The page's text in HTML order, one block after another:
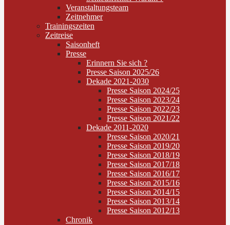
Veranstaltungsteam
Zeitnehmer
Trainingszeiten
Zeitreise
Saisonheft
Presse
Erinnern Sie sich ?
Presse Saison 2025/26
Dekade 2021-2030
Presse Saison 2024/25
Presse Saison 2023/24
Presse Saison 2022/23
Presse Saison 2021/22
Dekade 2011-2020
Presse Saison 2020/21
Presse Saison 2019/20
Presse Saison 2018/19
Presse Saison 2017/18
Presse Saison 2016/17
Presse Saison 2015/16
Presse Saison 2014/15
Presse Saison 2013/14
Presse Saison 2012/13
Chronik